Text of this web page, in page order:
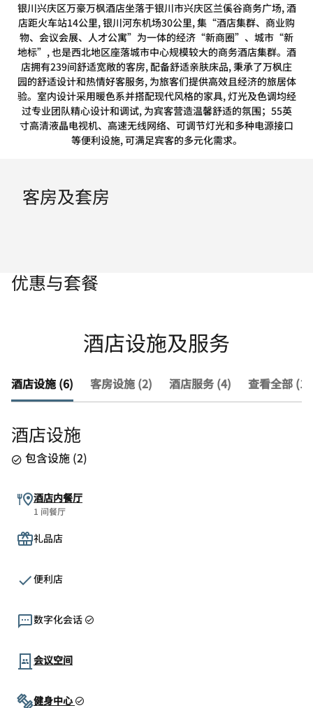
银川兴庆区万豪万枫酒店坐落于银川市兴庆区兰傒谷商务广场, 酒
店距火车站14公里, 银川河东机场30公里, 集“酒店集群、商业购
物、会议会展、人才公寓”为一体的经济“新商圈”、城市“新
地标”, 也是西北地区座落城市中心规模较大的商务酒店集群。酒
店拥有239间舒适宽敞的客房, 配备舒适亲肤床品, 秉承了万枫庄
园的舒适设计和热情好客服务, 为旅客们提供高效且经济的旅居体
验。室内设计采用暖色系并搭配现代风格的家具, 灯光及色调均经
过专业团队精心设计和调试, 为宾客营造温馨舒适的氛围；55英
寸高清液晶电视机、高速无线网络、可调节灯光和多种电源接口
等便利设施, 可满足宾客的多元化需求。
客房及套房
优惠与套餐
酒店设施及服务
酒店设施 (6) 客房设施 (2) 酒店服务 (4) 查看全部
酒店设施
包含设施 (2)
酒店内餐厅
1 间餐厅
礼品店
便利店
数字化会话
会议空间
健身中心